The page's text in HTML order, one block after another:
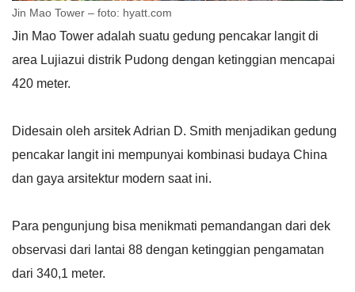
Jin Mao Tower – foto: hyatt.com
Jin Mao Tower adalah suatu gedung pencakar langit di
area Lujiazui distrik Pudong dengan ketinggian mencapai
420 meter.
Didesain oleh arsitek Adrian D. Smith menjadikan gedung
pencakar langit ini mempunyai kombinasi budaya China
dan gaya arsitektur modern saat ini.
Para pengunjung bisa menikmati pemandangan dari dek
observasi dari lantai 88 dengan ketinggian pengamatan
dari 340,1 meter.